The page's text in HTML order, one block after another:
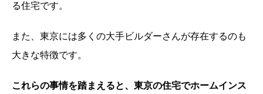
る住宅です。
また、東京には多くの大手ビルダーさんが存在するのも
大きな特徴です。
これらの事情を踏まえると、東京の住宅でホームインス